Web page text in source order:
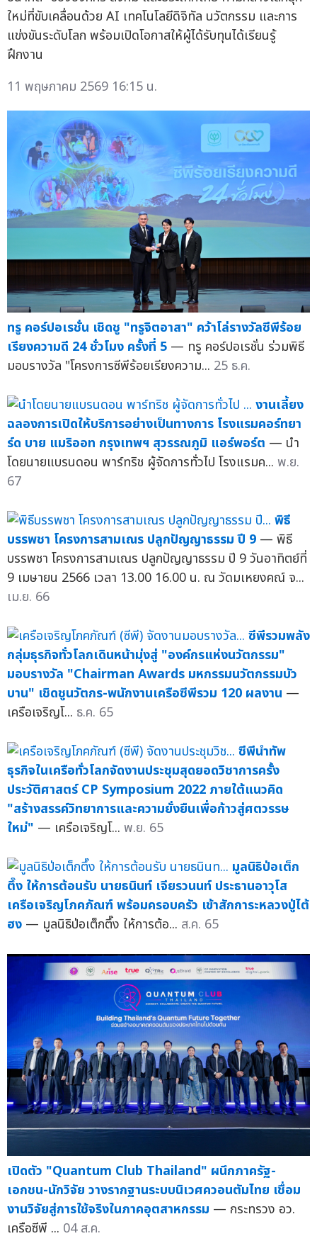
ใหม่ที่ขับเคลื่อนด้วย AI เทคโนโลยีดิจิทัล นวัตกรรม และการ
แข่งขันระดับโลก พร้อมเปิดโอกาสให้ผู้ได้รับทุนได้เรียนรู้
ฝึกงาน
11 พฤษภาคม 2569 16:15 น.
ทรู คอร์ปอเรชั่น เชิดชู "ทรูจิตอาสา" คว้าโล่รางวัลซีพีร้อย
เรียงความดี 24 ชั่วโมง ครั้งที่ 5 — ทรู คอร์ปอเรชั่น ร่วมพิธี
มอบรางวัล "โครงการซีพีร้อยเรียงความ... 25 ธ.ค.
งานเลี้ยง
ฉลองการเปิดให้บริการอย่างเป็นทางการ โรงแรมคอร์ทยา
ร์ด บาย แมริออท กรุงเทพฯ สุวรรณภูมิ แอร์พอร์ต — นำ
โดยนายแบรนดอน พาร์ทริช ผู้จัดการทั่วไป โรงแรมค... พ.ย.
67
พิธี
บรรพชา โครงการสามเณร ปลูกปัญญาธรรม ปี 9 — พิธี
บรรพชา โครงการสามเณร ปลูกปัญญาธรรม ปี 9 วันอาทิตย์ที่
9 เมษายน 2566 เวลา 13.00 16.00 น. ณ วัดมเหยงคณ์ จ...
เม.ย. 66
ซีพีรวมพลัง
กลุ่มธุรกิจทั่วโลกเดินหน้ามุ่งสู่ "องค์กรแห่งนวัตกรรม"
มอบรางวัล "Chairman Awards มหกรรมนวัตกรรมบัว
บาน" เชิดชูนวัตกร-พนักงานเครือซีพีรวม 120 ผลงาน —
เครือเจริญโ... ธ.ค. 65
ซีพีนำทัพ
ธุรกิจในเครือทั่วโลกจัดงานประชุมสุดยอดวิชาการครั้ง
ประวัติศาสตร์ CP Symposium 2022 ภายใต้แนวคิด
"สร้างสรรค์วิทยาการและความยั่งยืนเพื่อก้าวสู่ศตวรรษ
ใหม่" — เครือเจริญโ... พ.ย. 65
มูลนิธิป่อเต็ก
ตึ๊ง ให้การต้อนรับ นายธนินท์ เจียรวนนท์ ประธานอาวุโส
เครือเจริญโภคภัณฑ์ พร้อมครอบครัว เข้าสักการะหลวงปู่ไต้
ฮง — มูลนิธิป่อเต็กตึ๊ง ให้การต้อ... ส.ค. 65
เปิดตัว "Quantum Club Thailand" ผนึกภาครัฐ-
เอกชน-นักวิจัย วางรากฐานระบบนิเวศควอนตัมไทย เชื่อม
งานวิจัยสู่การใช้จริงในภาคอุตสาหกรรม — กระทรวง อว.
เครือซีพี ... 04 ส.ค.